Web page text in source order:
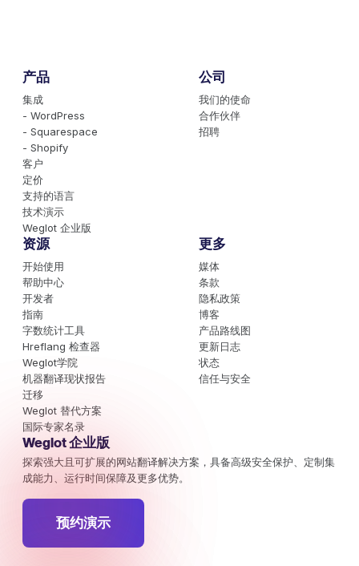
产品
集成
- WordPress
- Squarespace
- Shopify
客户
定价
支持的语言
技术演示
Weglot 企业版
公司
我们的使命
合作伙伴
招聘
资源
开始使用
帮助中心
开发者
指南
字数统计工具
Hreflang 检查器
Weglot学院
机器翻译现状报告
迁移
Weglot 替代方案
国际专家名录
更多
媒体
条款
隐私政策
博客
产品路线图
更新日志
状态
信任与安全
Weglot 企业版
探索强大且可扩展的网站翻译解决方案，具备高级安全保护、定制集
成能力、运行时间保障及更多优势。
预约演示